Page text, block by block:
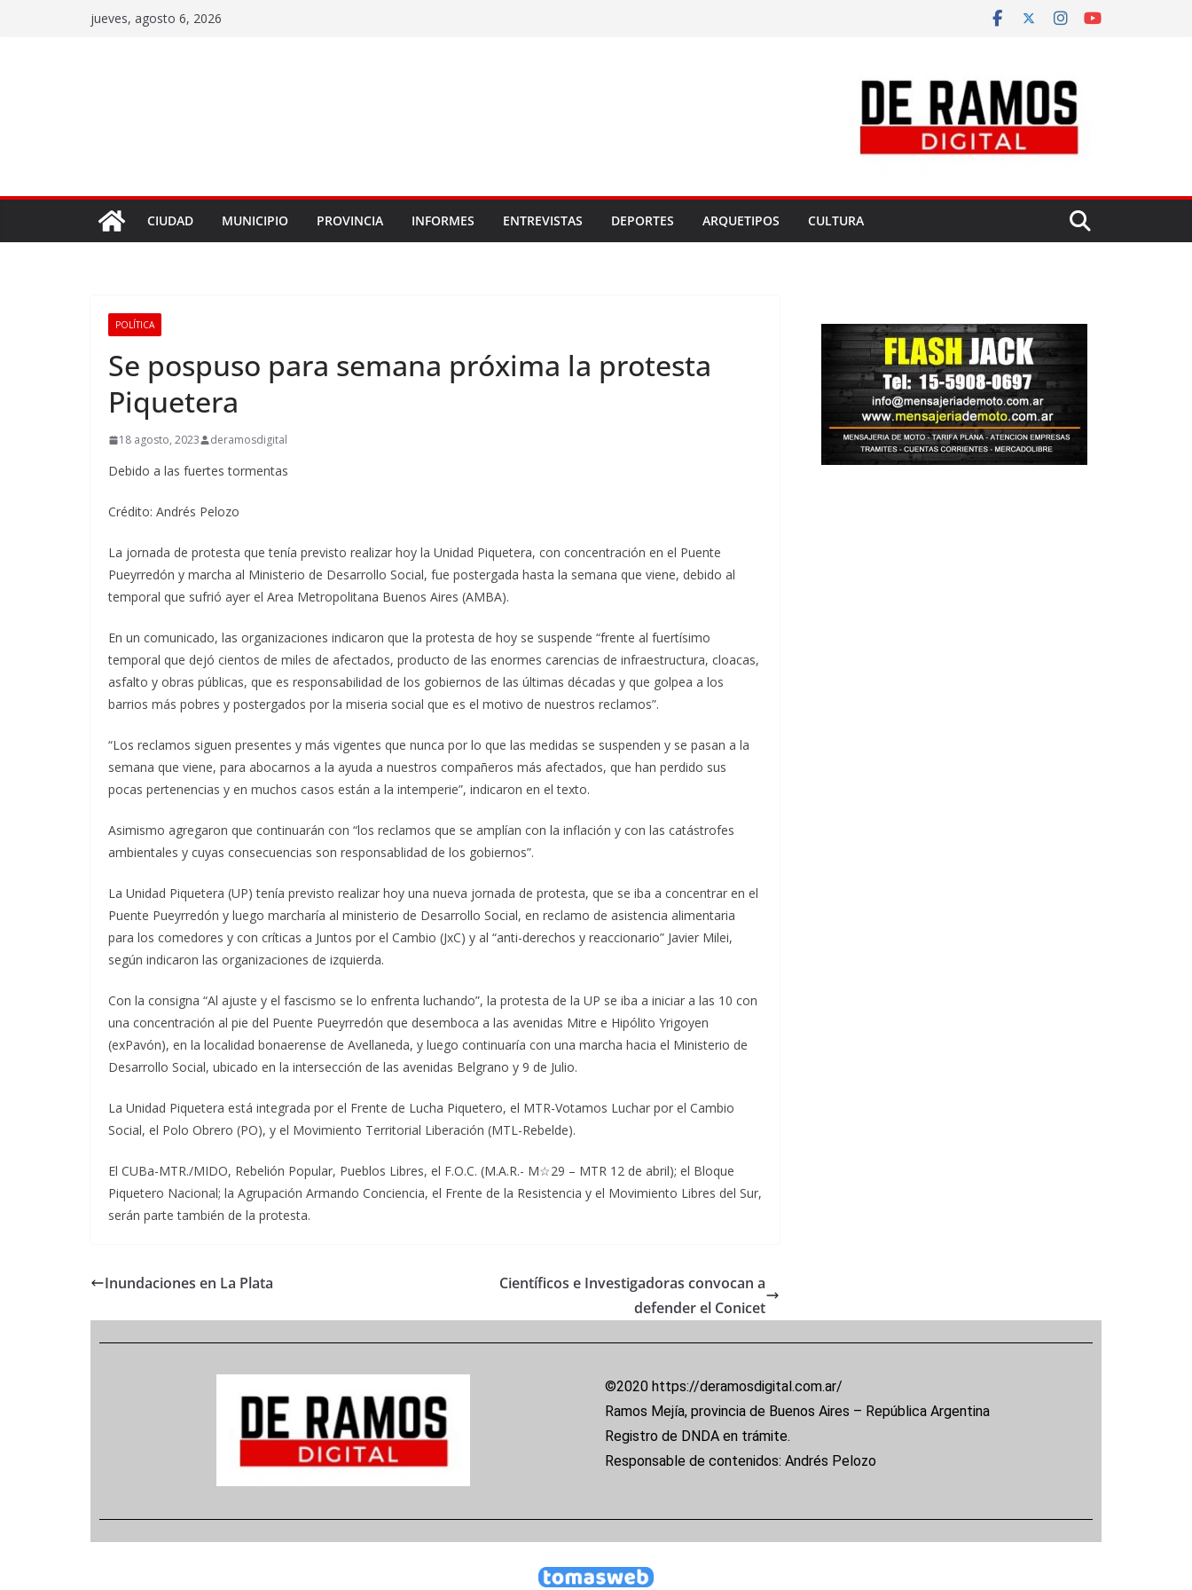
jueves, agosto 6, 2026
CIUDAD MUNICIPIO PROVINCIA INFORMES ENTREVISTAS DEPORTES ARQUETIPOS CULTURA
POLÍTICA
Se pospuso para semana próxima la protesta
Piquetera
18 agosto, 2023 deramosdigital
Debido a las fuertes tormentas
Crédito: Andrés Pelozo
La jornada de protesta que tenía previsto realizar hoy la Unidad Piquetera, con concentración en el Puente
Pueyrredón y marcha al Ministerio de Desarrollo Social, fue postergada hasta la semana que viene, debido al
temporal que sufrió ayer el Area Metropolitana Buenos Aires (AMBA).
En un comunicado, las organizaciones indicaron que la protesta de hoy se suspende “frente al fuertísimo
temporal que dejó cientos de miles de afectados, producto de las enormes carencias de infraestructura, cloacas,
asfalto y obras públicas, que es responsabilidad de los gobiernos de las últimas décadas y que golpea a los
barrios más pobres y postergados por la miseria social que es el motivo de nuestros reclamos”.
“Los reclamos siguen presentes y más vigentes que nunca por lo que las medidas se suspenden y se pasan a la
semana que viene, para abocarnos a la ayuda a nuestros compañeros más afectados, que han perdido sus
pocas pertenencias y en muchos casos están a la intemperie”, indicaron en el texto.
Asimismo agregaron que continuarán con “los reclamos que se amplían con la inflación y con las catástrofes
ambientales y cuyas consecuencias son responsablidad de los gobiernos”.
La Unidad Piquetera (UP) tenía previsto realizar hoy una nueva jornada de protesta, que se iba a concentrar en el
Puente Pueyrredón y luego marcharía al ministerio de Desarrollo Social, en reclamo de asistencia alimentaria
para los comedores y con críticas a Juntos por el Cambio (JxC) y al “anti-derechos y reaccionario” Javier Milei,
según indicaron las organizaciones de izquierda.
Con la consigna “Al ajuste y el fascismo se lo enfrenta luchando”, la protesta de la UP se iba a iniciar a las 10 con
una concentración al pie del Puente Pueyrredón que desemboca a las avenidas Mitre e Hipólito Yrigoyen
(exPavón), en la localidad bonaerense de Avellaneda, y luego continuaría con una marcha hacia el Ministerio de
Desarrollo Social, ubicado en la intersección de las avenidas Belgrano y 9 de Julio.
La Unidad Piquetera está integrada por el Frente de Lucha Piquetero, el MTR-Votamos Luchar por el Cambio
Social, el Polo Obrero (PO), y el Movimiento Territorial Liberación (MTL-Rebelde).
El CUBa-MTR./MIDO, Rebelión Popular, Pueblos Libres, el F.O.C. (M.A.R.- M☆29 – MTR 12 de abril); el Bloque
Piquetero Nacional; la Agrupación Armando Conciencia, el Frente de la Resistencia y el Movimiento Libres del Sur,
serán parte también de la protesta.
Inundaciones en La Plata
Científicos e Investigadoras convocan a
defender el Conicet
©2020 https://deramosdigital.com.ar/
Ramos Mejía, provincia de Buenos Aires – República Argentina
Registro de DNDA en trámite.
Responsable de contenidos: Andrés Pelozo